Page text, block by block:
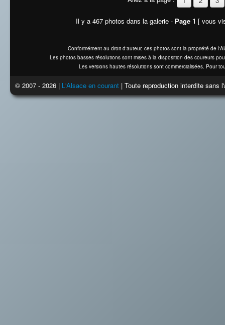
Il y a 467 photos dans la galerie - Page 1 [ vous
Conformément au droit d'auteur, ces photos sont la propriété de
Les photos basses résolutions sont mises à la disposition des coureurs
Les versions hautes résolutions sont commercialisées. Pour
© 2007 - 2026 | L'Alsace en courant | Toute reproduction interdite sans